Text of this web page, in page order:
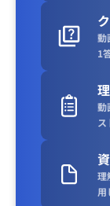
動
1
動
理
用